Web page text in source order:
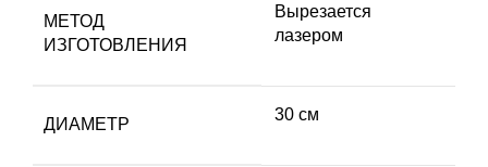
МЕТОД
ИЗГОТОВЛЕНИЯ
Вырезается
лазером
ДИАМЕТР
30 см